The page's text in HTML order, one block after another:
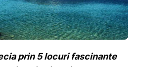
TAIE
prin 5 locuri fascinante